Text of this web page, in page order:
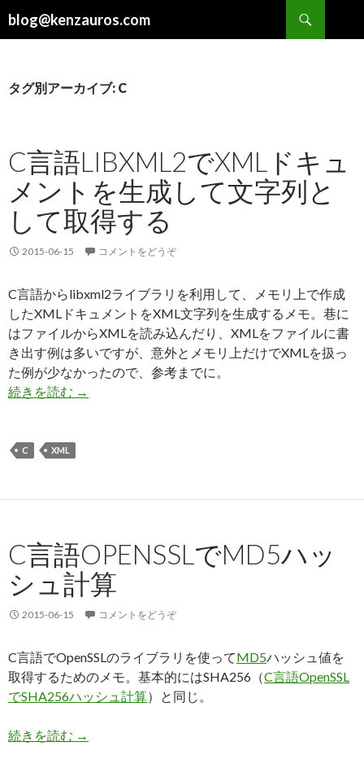
blog@kenzauros.com
索
ン
動
タグ別アーカイブ: C
C言語LIBXML2でXMLドキュ
メントを生成して文字列と
して取得する
2015-06-15 コメントをどうぞ
C言語からlibxml2ライブラリを利用して、メモリ上で作成
したXMLドキュメントをXML文字列を生成するメモ。巷に
はファイルからXMLを読み込んだり、XMLをファイルに書
き出す例は多いですが、意外とメモリ上だけでXMLを扱っ
た例が少なかったので、参考までに。
続きを読む C言語libxml2でXMLドキュメントを生成して文
→
C XML
C言語OPENSSLでMD5ハッ
シュ計算
2015-06-15 コメントをどうぞ
C言語でOpenSSLのライブラリを使ってMD5ハッシュ値を
取得するためのメモ。基本的にはSHA256（C言語OpenSSL
でSHA256ハッシュ計算）と同じ。
続きを読む C言語OpenSSLでMD5ハッシュ計算
→